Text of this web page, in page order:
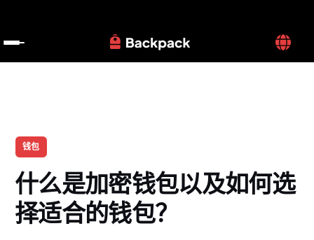
钱包
什么是加密钱包以及如何选
择适合的钱包？